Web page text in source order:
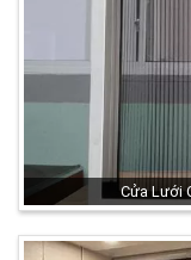
Cửa Lưới